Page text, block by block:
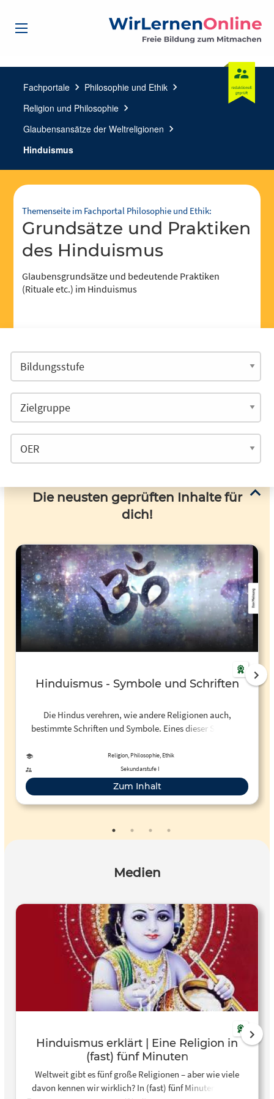
Fachportale chevron_right Philosophie und Ethik chevron_right
Religion und Philosophie chevron_right
Glaubensansätze der Weltreligionen chevron_right
Hinduismus
Themenseite im Fachportal Philosophie und Ethik:
Grundsätze und Praktiken
des Hinduismus
Glaubensgrundsätze und bedeutende Praktiken
(Rituale etc.) im Hinduismus
Die neusten geprüften Inhalte für
dich!
Hinduismus - Symbole und Schriften
Die Hindus verehren, wie andere Religionen auch,
bestimmte Schriften und Symbole. Eines dieser Symbole
Nationalsozialisten im Zweiten Weltkrieg.
Religion, Philosophie, Ethik
Sekundarstufe I
Zum Inhalt
Medien
Hinduismus erklärt | Eine Religion in
(fast) fünf Minuten
Weltweit gibt es fünf große Religionen – aber wie viele
davon kennen wir wirklich? In (fast) fünf Minuten erklärt